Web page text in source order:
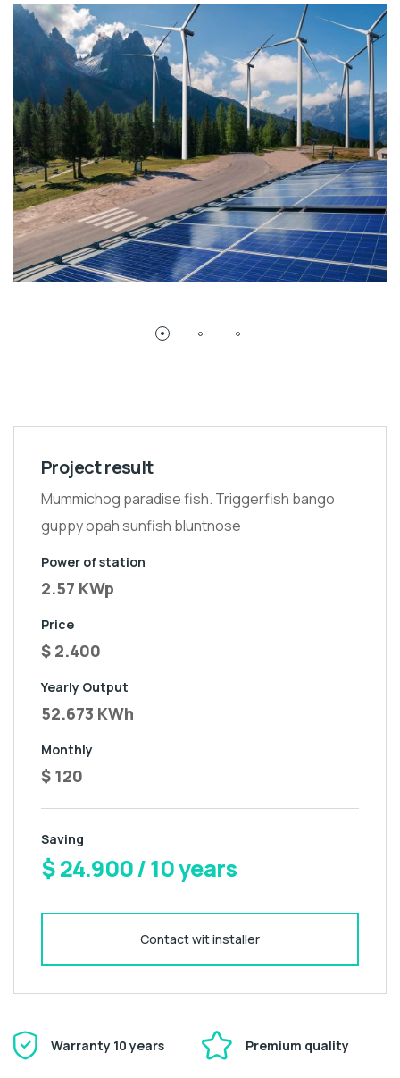
Project result
Mummichog paradise fish. Triggerfish bango
guppy opah sunfish bluntnose
Power of station
2.57 KWp
Price
$ 2.400
Yearly Output
52.673 KWh
Monthly
$ 120
Saving
$ 24.900 / 10 years
Contact wit installer
Warranty 10 years Premium quality